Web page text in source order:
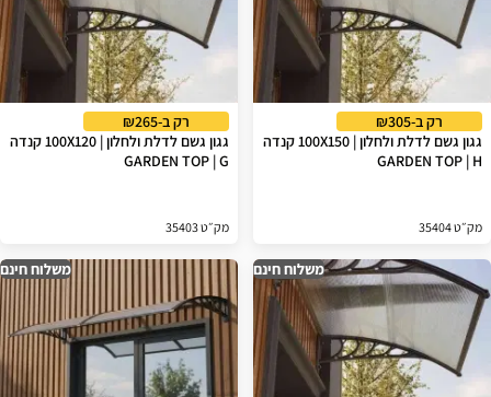
רק ב-₪305
גגון גשם לדלת ולחלון | 100X150 קנדה
GARDEN TOP | H
מק״ט 35404
רק ב-₪265
גגון גשם לדלת ולחלון | 100X120 קנדה
GARDEN TOP | G
מק״ט 35403
משלוח חינם משלוח חינם